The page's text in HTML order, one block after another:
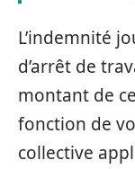
L’indemnité
d’arrêt de
montant de
fonction de
collective